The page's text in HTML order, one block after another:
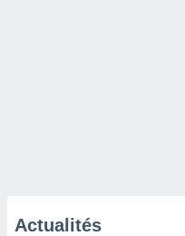
Actualités